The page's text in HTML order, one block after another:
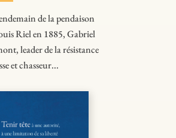
de la pendaison
Riel en 1885, Gabriel
leader de la résistance
et chasseur...